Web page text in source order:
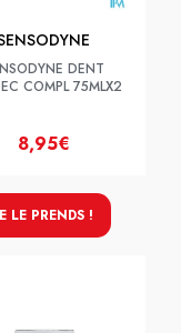
DENT
COMPL 75MLX2
8,95€
LE PRENDS !